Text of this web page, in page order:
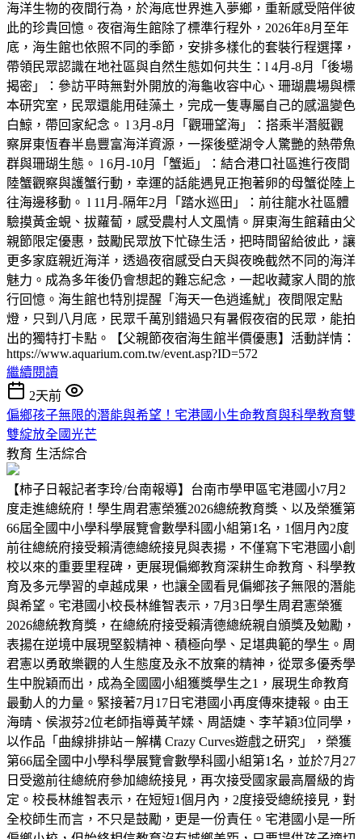
海洋生物的夜間行為，於海底世界進入夢鄉，重新感受陪伴彼
此的珍貴回憶。夜宿海生館除了標準行程外，2026年8月至年
底，海生館也依照不同的季節，安排多樣化的套裝行程選擇，
帶領民眾認識在地社區與自然生態如何共生：l 4月-8月「後場
揭密」：參訪平時無對外開放的海龜收容中心、珊瑚農場與標
本研究室，民眾還能用硅藻土，完成一隻專屬自己的感溫變色
白鯨，帶回家紀念。 l 3月-8月「觀珊望海」：搭乘半潛艇觀
察屏東恆春半島豐富海洋資源，一探後壁湖令人驚艷的熱帶魚
群與珊瑚生態。 l 6月-10月「蟹逅」：結合港口社區進行夜間
陸蟹觀察與護蟹行動，幸運的話能遇見正抱著卵的母蟹從陸上
往海邊移動。 l 11月-隔年2月「踏水巡田」：前往龍水社區體
驗摸黃金蜆、拔蘿蔔，感受農村人文風情。屏東海生館藉由父
親節限定優惠，鼓勵民眾放下忙碌生活，把時間留給彼此，讓
更多家庭親近海洋，透過夜宿感受白天與夜晚截然不同的海洋
魅力。成為多年後仍會想起的難忘紀念，一起收藏家人間的旅
行回憶。海生館也特別提醒「海天一色逍遙魷」夜間限定點
燈，只到八月底，民眾千萬別錯過只有暑假夜宿的民眾，能拍
出的獨特打卡點。【父親節夜宿海生館半價優惠】活動詳情：
https://www.aquarium.com.tw/event.asp?ID=572
繼續閱讀
2天前
偏鄉孩子無限的潛能與希望！宅港國小生命教育與科學教育雙
雙綻放全國光芒
教育 生活綜合
【柿子日報記者李玲/台南報導】台南市學甲區宅港國小7月2
度走進總統府！學生周君憲榮獲2026總統教育獎、以及榮獲第
66屆全國中小學科學展覽會數學科國小組第1名，1個月內2度
前往總統府接受賴清德總統接見與表揚，不僅寫下宅港國小創
校以來的重要里程碑，更展現偏鄉教育深耕生命教育、科學教
育及多元學習的卓越成果，也讓全國看見偏鄉孩子無限的潛能
與希望。宅港國小校長林維智表示，7月3日學生周君憲榮獲
2026總統教育獎，在總統府接受賴清德總統親自頒獎及勉勵，
表揚在逆境中展現堅毅精神、積極向學、足堪典範的學生。周
君憲以勇敢樂觀的人生態度及永不放棄的精神，從眾多優秀學
生中脫穎而出，成為全國國小組獲獎學生之1，展現生命教育
最動人的力量。緊接著7月17日宅港國小再度傳來捷報。由王
海晴、侯淑芬2位老師指導黃芊媃、周語婕、李芊穎3位同學，
以作品「曲線排排站－解構 Crazy Curves遊戲之研究」，榮獲
第66屆全國中小學科學展覽會數學科國小組第1名，並於7月27
日受邀前往總統府參加總統接見，再次接受國家最高層級的肯
定。校長林維智表示，在短短1個月內，2度接受總統接見，對
全校師生而言，不只是鼓勵，更是一份責任。宅港國小是一所